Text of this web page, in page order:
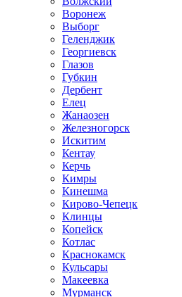
Воронеж
Выборг
Геленджик
Георгиевск
Глазов
Губкин
Дербент
Елец
Жанаозен
Железногорск
Искитим
Кентау
Керчь
Кимры
Кинешма
Кирово-Чепецк
Клинцы
Копейск
Котлас
Краснокамск
Кульсары
Макеевка
Мурманск